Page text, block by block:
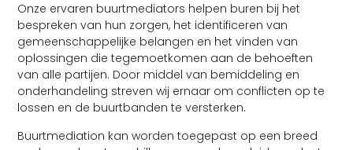
Onze ervaren buurtmediators helpen buren bij het
bespreken van hun zorgen, het identificeren van
gemeenschappelijke belangen en het vinden van
oplossingen die tegemoetkomen aan de behoeften
van alle partijen. Door middel van bemiddeling en
onderhandeling streven wij ernaar om conflicten op te
lossen en de buurtbanden te versterken.
Buurtmediation kan worden toegepast op een breed